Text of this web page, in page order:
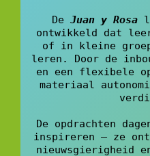
De Juan y Rosa
ontwikkeld dat
of in kleine
leren. Door de
en een flexibele
materiaal
De opdrachten
inspireren – ze
nieuwsgierigheid